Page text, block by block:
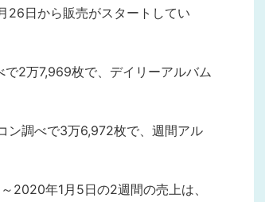
26日から販売がスタートしてい
2万7,969枚で、デイリーアルバム
ン調べで3万6,972枚で、週間アル
2020年1月5日の2週間の売上は、